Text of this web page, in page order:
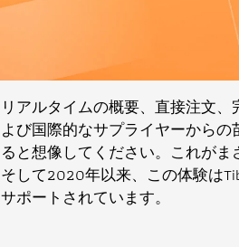
リアルタイムの概要、直接注文
よび国際的なサプライヤーから
ると想像してください。これが
そして2020年以来、この体験は
サポートされています。